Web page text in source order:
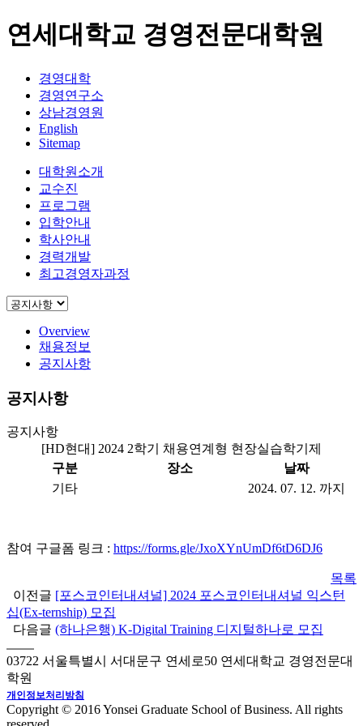
연세대학교 경영전문대학원
경영대학
경영연구소
상남경영원
English
Sitemap
대학원소개
교수진
프로그램
입학안내
학사안내
경력개발
최고경영자과정
Overview
채용정보
공지사항
공지사항
공지사항
[HD현대] 2024 2학기 채용연계형 현장실습학기제
구분
장소
날짜
기타
2024. 07. 12. 까지
참여 구글폼 링크 : https://forms.gle/JxoXYnUmDf6tD6DJ6
목록
이전글 [포스코인터내셔널] 2024 포스코인터내셔널 익스턴
십(Ex-ternship) 모집
다음글 (하나은행) K-Digital Training 디지털하나로 모집
03722 서울특별시 서대문구 연세로50 연세대학교 경영전문대
학원
개인정보처리방침
Copyright © 2016 Yonsei Graduate School of Business. All rights